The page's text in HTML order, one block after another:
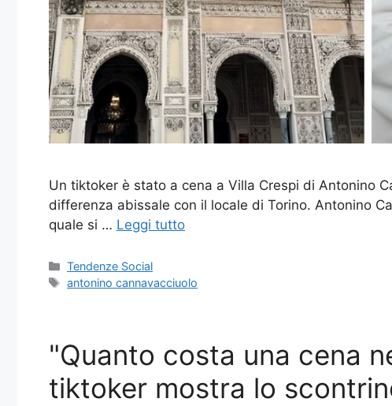
Un tiktoker è stato a cena a Villa Crespi di Antonino
differenza abissale con il locale di Torino. Antonino
quale si … Leggi tutto
Categorie
Tendenze Social
Tag
antonino cannavacciuolo
"Quanto costa una cena
tiktoker mostra lo